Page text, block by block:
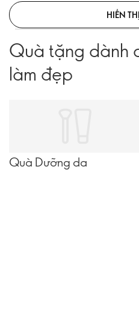
HIỂN
Quà tặng dành
làm đẹp
Quà Dưỡng da